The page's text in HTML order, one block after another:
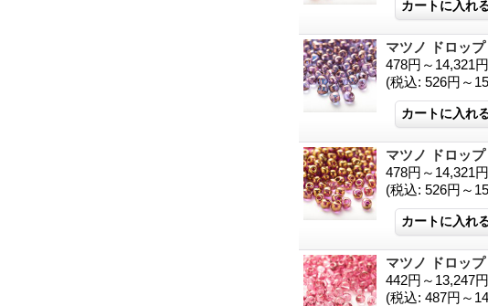
マツノ ドロッ
478円～14,321円
(税込: 526円～
マツノ ドロッ
478円～14,321円
(税込: 526円～
マツノ ドロッ
442円～13,247円
(税込: 487円～